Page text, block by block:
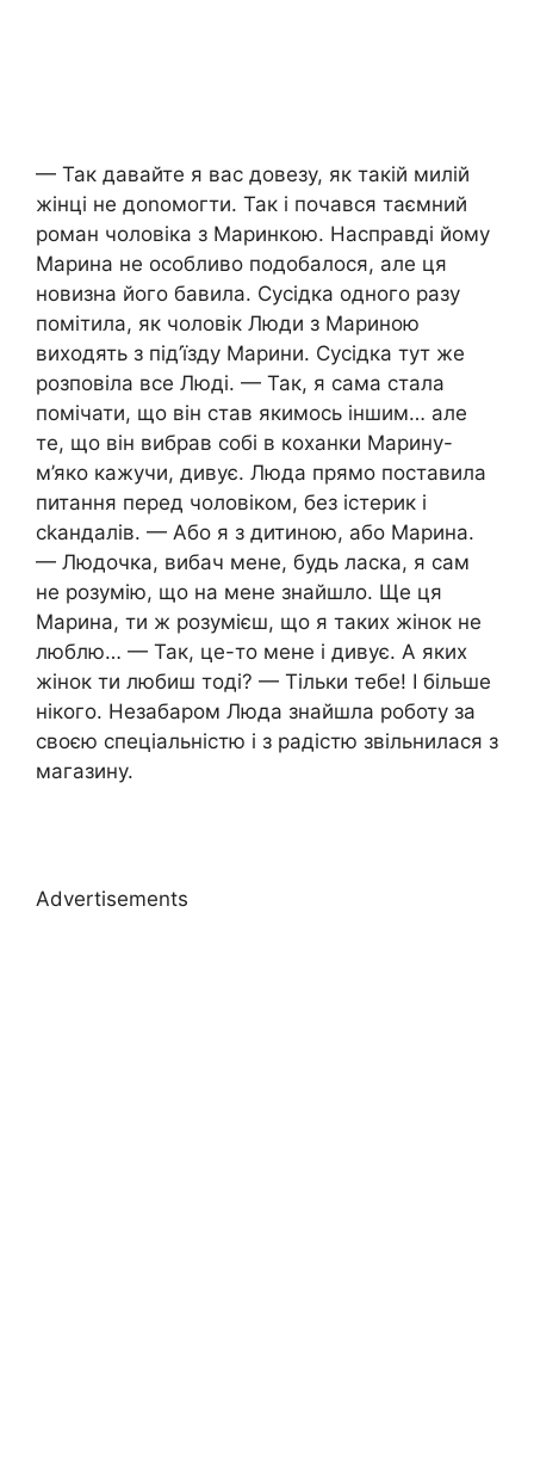
— Так давайте я вас довезу, як такій милій
жінці не доnомогти. Так і почався таємний
роман чоловіка з Маринкою. Насправді йому
Марина не особливо подобалося, але ця
новизна його бавила. Сусідка одного разу
помітила, як чоловік Люди з Мариною
виходять з під’їзду Марини. Сусідка тут же
розповіла все Люді. — Так, я сама стала
помічати, що він став якимось іншим… але
те, що він вибрав собі в коханки Марину-
м’яко кажучи, дивує. Люда прямо поставила
питання перед чоловіком, без істерик і
сkандалів. — Або я з дитиною, або Марина.
— Людочка, вибач мене, будь ласка, я сам
не розумію, що на мене знайшло. Ще ця
Марина, ти ж розумієш, що я таких жінок не
люблю… — Так, це-то мене і дивує. А яких
жінок ти любиш тоді? — Тільки тебе! І більше
нікого. Незабаром Люда знайшла роботу за
своєю спеціальністю і з радістю звільнилася з
магазину.
Advertisements